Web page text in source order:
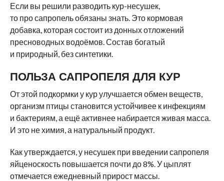
Если вы решили разводить кур-несушек,
то про сапропель обязаны знать. Это кормовая
добавка, которая состоит из донных отложений
пресноводных водоёмов. Состав богатый
и природный, без синтетики.
ПОЛЬЗА САПРОПЕЛЯ ДЛЯ КУР
От этой подкормки у кур улучшается обмен веществ,
организм птицы становится устойчивее к инфекциям
и бактериям, а ещё активнее набирается живая масса.
И это не химия, а натуральный продукт.
Как утверждается, у несушек при введении сапропеля
яйценоскость повышается почти до 8%. У цыплят
отмечается ежедневный прирост массы.